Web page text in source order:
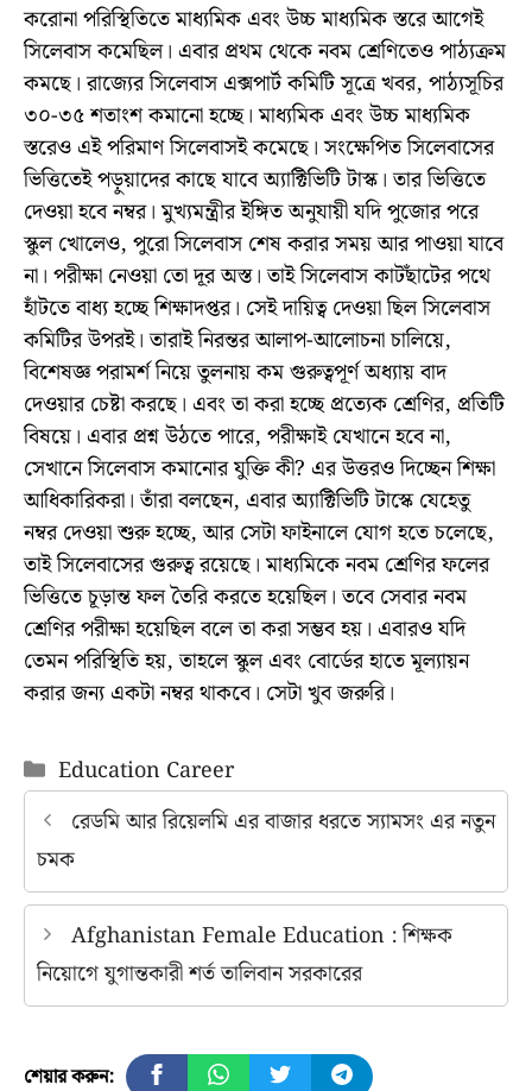
করোনা পরিস্থিতিতে মাধ্যমিক এবং উচ্চ মাধ্যমিক স্তরে আগেই
সিলেবাস কমেছিল। এবার প্রথম থেকে নবম শ্রেণিতেও পাঠ্যক্রম
কমছে। রাজ্যের সিলেবাস এক্সপার্ট কমিটি সূত্রে খবর, পাঠ্যসূচির
৩০-৩৫ শতাংশ কমানো হচ্ছে। মাধ্যমিক এবং উচ্চ মাধ্যমিক
স্তরেও এই পরিমাণ সিলেবাসই কমেছে। সংক্ষেপিত সিলেবাসের
ভিত্তিতেই পড়ুয়াদের কাছে যাবে অ্যাক্টিভিটি টাস্ক। তার ভিত্তিতে
দেওয়া হবে নম্বর। মুখ্যমন্ত্রীর ইঙ্গিত অনুযায়ী যদি পুজোর পরে
স্কুল খোলেও, পুরো সিলেবাস শেষ করার সময় আর পাওয়া যাবে
না। পরীক্ষা নেওয়া তো দূর অস্ত। তাই সিলেবাস কাটছাঁটের পথে
হাঁটতে বাধ্য হচ্ছে শিক্ষাদপ্তর। সেই দায়িত্ব দেওয়া ছিল সিলেবাস
কমিটির উপরই। তারাই নিরন্তর আলাপ-আলোচনা চালিয়ে,
বিশেষজ্ঞ পরামর্শ নিয়ে তুলনায় কম গুরুত্বপূর্ণ অধ্যায় বাদ
দেওয়ার চেষ্টা করছে। এবং তা করা হচ্ছে প্রত্যেক শ্রেণির, প্রতিটি
বিষয়ে। এবার প্রশ্ন উঠতে পারে, পরীক্ষাই যেখানে হবে না,
সেখানে সিলেবাস কমানোর যুক্তি কী? এর উত্তরও দিচ্ছেন শিক্ষা
আধিকারিকরা। তাঁরা বলছেন, এবার অ্যাক্টিভিটি টাস্কে যেহেতু
নম্বর দেওয়া শুরু হচ্ছে, আর সেটা ফাইনালে যোগ হতে চলেছে,
তাই সিলেবাসের গুরুত্ব রয়েছে। মাধ্যমিকে নবম শ্রেণির ফলের
ভিত্তিতে চূড়ান্ত ফল তৈরি করতে হয়েছিল। তবে সেবার নবম
শ্রেণির পরীক্ষা হয়েছিল বলে তা করা সম্ভব হয়। এবারও যদি
তেমন পরিস্থিতি হয়, তাহলে স্কুল এবং বোর্ডের হাতে মূল্যায়ন
করার জন্য একটা নম্বর থাকবে। সেটা খুব জরুরি।
Categories
Education Career
রেডমি আর রিয়েলমি এর বাজার ধরতে স্যামসং এর নতুন
চমক
Afghanistan Female Education : শিক্ষক
নিয়োগে যুগান্তকারী শর্ত তালিবান সরকারের
শেয়ার করুন: